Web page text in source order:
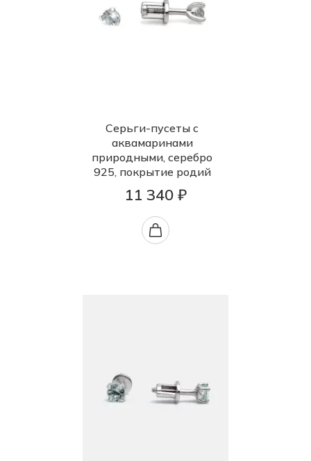
Серьги-пусеты с
аквамаринами
природными, серебро
925, покрытие родий
11 340 ₽